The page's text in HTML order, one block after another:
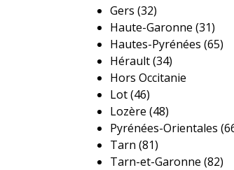
Gers (32)
Haute-Garonne (31)
Hautes-Pyrénées (65)
Hérault (34)
Hors Occitanie
Lot (46)
Lozère (48)
Pyrénées-Orientales
Tarn (81)
Tarn-et-Garonne (82)